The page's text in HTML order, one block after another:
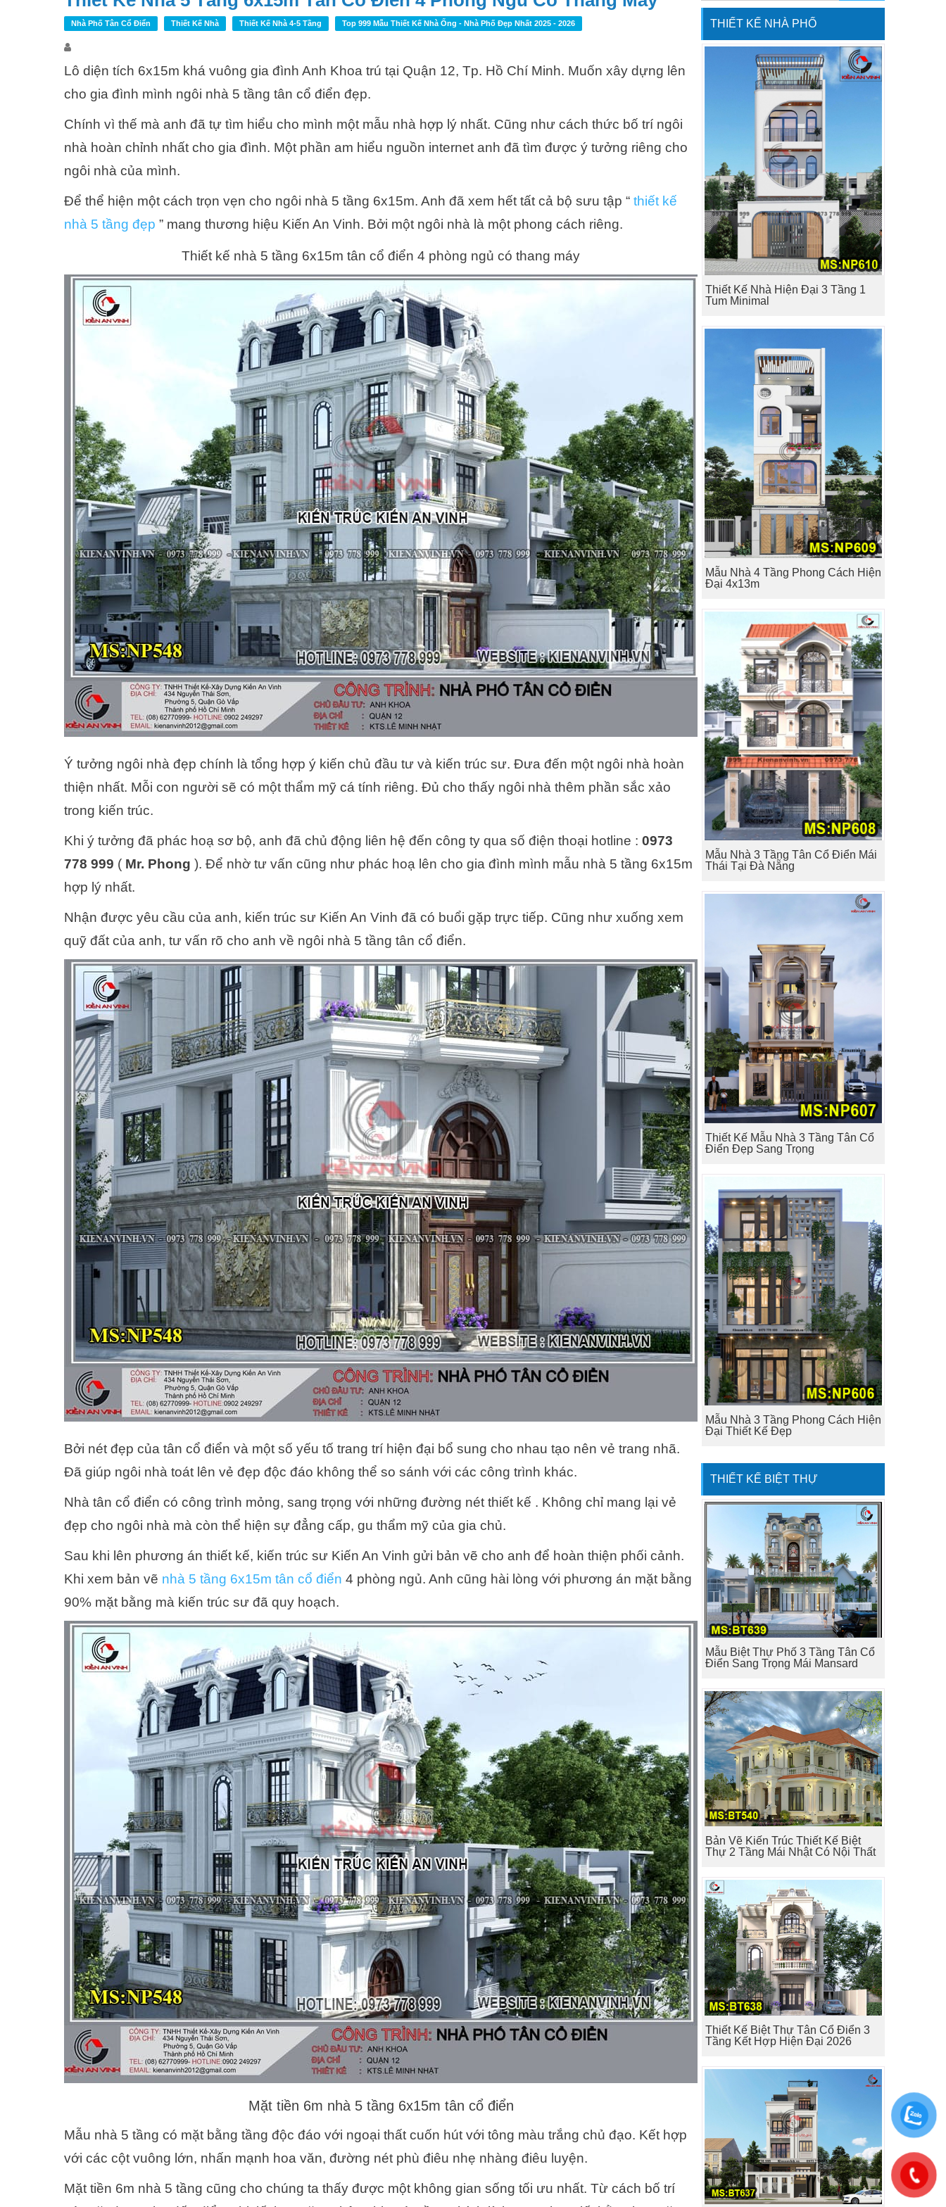
Nhà Phố Tân Cổ Điển Thiết Kế Nhà Thiết Kế Nhà 4-5 Tầng Top 999 Mẫu Thiết Kế Nhà Ống - Nhà Phố Đẹp Nhất 2025 - 2026
Lô diện tích 6x15m khá vuông gia đình Anh Khoa trú tại Quận 12, Tp. Hồ Chí Minh. Muốn xây dựng lên
cho gia đình mình ngôi nhà 5 tầng tân cổ điển đẹp.
Chính vì thế mà anh đã tự tìm hiểu cho mình một mẫu nhà hợp lý nhất. Cũng như cách thức bố trí ngôi
nhà hoàn chỉnh nhất cho gia đình. Một phần am hiểu nguồn internet anh đã tìm được ý tưởng riêng cho
ngôi nhà của mình.
Để thể hiện một cách trọn vẹn cho ngôi nhà 5 tầng 6x15m. Anh đã xem hết tất cả bộ sưu tập “thiết kế
nhà 5 tầng đẹp ” mang thương hiệu Kiến An Vinh. Bởi một ngôi nhà là một phong cách riêng.
Thiết kế nhà 5 tầng 6x15m tân cổ điển 4 phòng ngủ có thang máy
Ý tưởng ngôi nhà đẹp chính là tổng hợp ý kiến chủ đầu tư và kiến trúc sư. Đưa đến một ngôi nhà hoàn
thiện nhất. Mỗi con người sẽ có một thẩm mỹ cá tính riêng. Đủ cho thấy ngôi nhà thêm phần sắc xảo
trong kiến trúc.
Khi ý tưởng đã phác hoạ sơ bộ, anh đã chủ động liên hệ đến công ty qua số điện thoại hotline :0973
778 999 ( Mr. Phong ). Để nhờ tư vấn cũng như phác hoạ lên cho gia đình mình mẫu nhà 5 tầng 6x15m
hợp lý nhất.
Nhận được yêu cầu của anh, kiến trúc sư Kiến An Vinh đã có buổi gặp trực tiếp. Cũng như xuống xem
quỹ đất của anh, tư vấn rõ cho anh về ngôi nhà 5 tầng tân cổ điển.
Bởi nét đẹp của tân cổ điển và một số yếu tố trang trí hiện đại bổ sung cho nhau tạo nên vẻ trang nhã.
Đã giúp ngôi nhà toát lên vẻ đẹp độc đáo không thể so sánh với các công trình khác.
Nhà tân cổ điển có công trình mỏng, sang trọng với những đường nét thiết kế . Không chỉ mang lại vẻ
đẹp cho ngôi nhà mà còn thể hiện sự đẳng cấp, gu thẩm mỹ của gia chủ.
Sau khi lên phương án thiết kế, kiến ​​trúc sư Kiến An Vinh gửi bản vẽ cho anh để hoàn thiện phối cảnh.
Khi xem bản vẽ nhà 5 tầng 6x15m tân cổ điển 4 phòng ngủ. Anh cũng hài lòng với phương án mặt bằng
90% mặt bằng mà kiến ​​trúc sư đã quy hoạch.
Mặt tiền 6m nhà 5 tầng 6x15m tân cổ điển
Mẫu nhà 5 tầng có mặt bằng tầng độc đáo với ngoại thất cuốn hút với tông màu trắng chủ đạo. Kết hợp
với các cột vuông lớn, nhấn mạnh hoa văn, đường nét phù điêu nhẹ nhàng điêu luyện.
Mặt tiền 6m nhà 5 tầng cũng cho chúng ta thấy được một không gian sống tối ưu nhất. Từ cách bố trí
THIẾT KẾ NHÀ PHỐ
Thiết Kế Nhà Hiện Đại 3 Tầng 1
Tum Minimal
Mẫu Nhà 4 Tầng Phong Cách Hiện
Đại 4x13m
Mẫu Nhà 3 Tầng Tân Cổ Điển Mái
Thái Tại Đà Nẵng
Thiết Kế Mẫu Nhà 3 Tầng Tân Cổ
Điển Đẹp Sang Trọng
Mẫu Nhà 3 Tầng Phong Cách Hiện
Đại Thiết Kế Đẹp
THIẾT KẾ BIỆT THỰ
Mẫu Biệt Thự Phố 3 Tầng Tân Cổ
Điển Sang Trọng Mái Mansard
Bản Vẽ Kiến Trúc Thiết Kế Biệt
Thự 2 Tầng Mái Nhật Có Nội Thất
Thiết Kế Biệt Thự Tân Cổ Điển 3
Tầng Kết Hợp Hiện Đại 2026